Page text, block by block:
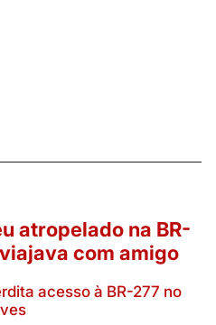
atropelado na BR-
com amigo
acesso à BR-277 no